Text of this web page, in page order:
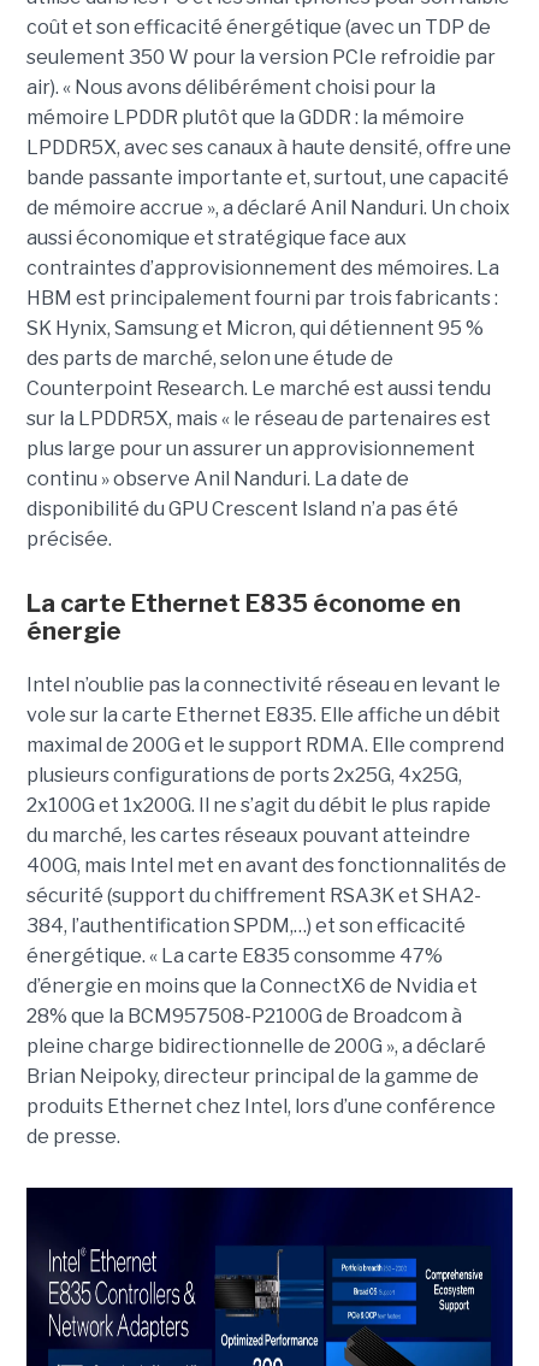
coût et son efficacité énergétique (avec un TDP de
seulement 350 W pour la version PCIe refroidie par
air). « Nous avons délibérément choisi pour la
mémoire LPDDR plutôt que la GDDR : la mémoire
LPDDR5X, avec ses canaux à haute densité, offre une
bande passante importante et, surtout, une capacité
de mémoire accrue », a déclaré Anil Nanduri. Un choix
aussi économique et stratégique face aux
contraintes d’approvisionnement des mémoires. La
HBM est principalement fourni par trois fabricants :
SK Hynix, Samsung et Micron, qui détiennent 95 %
des parts de marché, selon une étude de
Counterpoint Research. Le marché est aussi tendu
sur la LPDDR5X, mais « le réseau de partenaires est
plus large pour un assurer un approvisionnement
continu » observe Anil Nanduri. La date de
disponibilité du GPU Crescent Island n’a pas été
précisée.
La carte Ethernet E835 économe en
énergie
Intel n’oublie pas la connectivité réseau en levant le
vole sur la carte Ethernet E835. Elle affiche un débit
maximal de 200G et le support RDMA. Elle comprend
plusieurs configurations de ports 2x25G, 4x25G,
2x100G et 1x200G. Il ne s’agit du débit le plus rapide
du marché, les cartes réseaux pouvant atteindre
400G, mais Intel met en avant des fonctionnalités de
sécurité (support du chiffrement RSA3K et SHA2-
384, l’authentification SPDM,…) et son efficacité
énergétique. « La carte E835 consomme 47%
d’énergie en moins que la ConnectX6 de Nvidia et
28% que la BCM957508-P2100G de Broadcom à
pleine charge bidirectionnelle de 200G », a déclaré
Brian Neipoky, directeur principal de la gamme de
produits Ethernet chez Intel, lors d’une conférence
de presse.